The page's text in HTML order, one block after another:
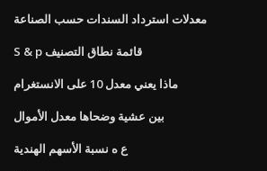
معدلات استرداد السندات حسب الصناعة
S & p قائمة نطاق التصنيف
ماذا يعني معدل 10 على الانستغرام
بين عشية وضحاها معدل الأموال
ع ه نسبة الأسهم الهندية